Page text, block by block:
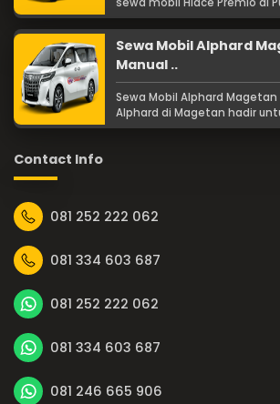
Sewa Mobil Alphard
Manual ..
Sewa Mobil Alphard
Alphard di Magetan hadir
Contact Info
081 252 222 062
081 334 603 687
081 252 222 062
081 334 603 687
081 246 665 906